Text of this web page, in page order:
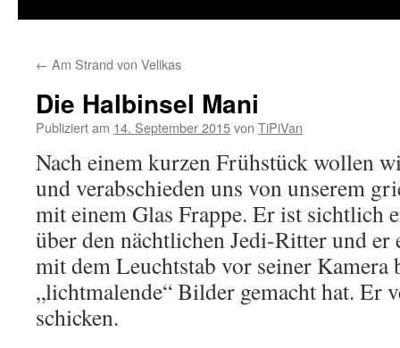
← Am Strand von Velikas
Die Halbinsel Mani
Publiziert am 14. September 2015von TiPiVan
Nach einem kurzen Frühstück wollen
und verabschieden uns von unserem
mit einem Glas Frappe. Er ist sichtlich
über den nächtlichen Jedi-Ritter und er
mit dem Leuchtstab vor seiner Kamera
„lichtmalende“ Bilder gemacht hat. Er
schicken.